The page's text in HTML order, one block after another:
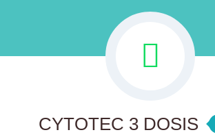
CYTOTEC 3 DOSIS